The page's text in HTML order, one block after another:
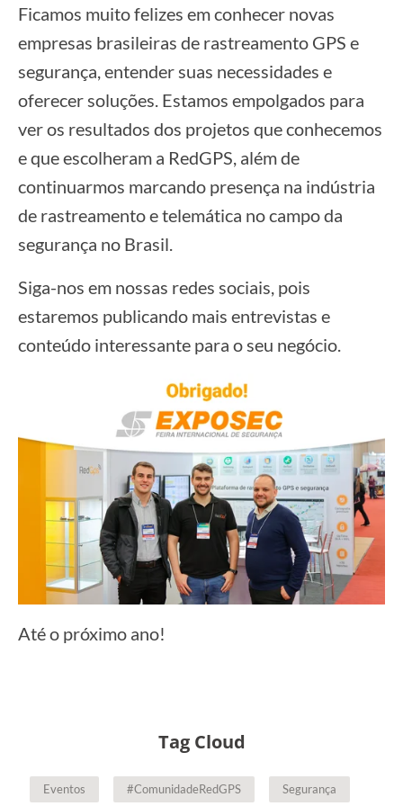
Ficamos muito felizes em conhecer novas
empresas brasileiras de rastreamento GPS e
segurança, entender suas necessidades e
oferecer soluções. Estamos empolgados para
ver os resultados dos projetos que conhecemos
e que escolheram a RedGPS, além de
continuarmos marcando presença na indústria
de rastreamento e telemática no campo da
segurança no Brasil.
Siga-nos em nossas redes sociais, pois
estaremos publicando mais entrevistas e
conteúdo interessante para o seu negócio.
Até o próximo ano!
Tag Cloud
Eventos #ComunidadeRedGPS Segurança